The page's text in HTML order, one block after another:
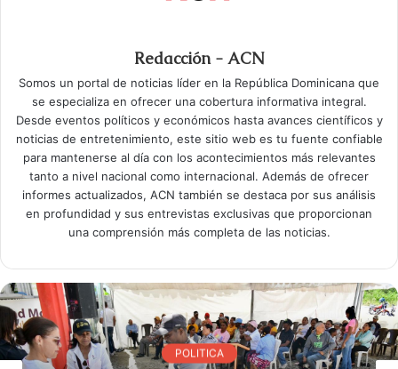
Redacción - ACN
Somos un portal de noticias líder en la República Dominicana que
se especializa en ofrecer una cobertura informativa integral.
Desde eventos políticos y económicos hasta avances científicos y
noticias de entretenimiento, este sitio web es tu fuente confiable
para mantenerse al día con los acontecimientos más relevantes
tanto a nivel nacional como internacional. Además de ofrecer
informes actualizados, ACN también se destaca por sus análisis
en profundidad y sus entrevistas exclusivas que proporcionan
una comprensión más completa de las noticias.
POLITICA